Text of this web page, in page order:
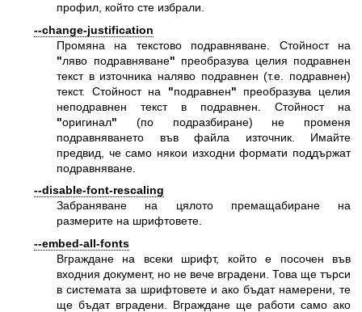
профил, който сте избрали.
--change-justification
Промяна на текстово подравняване. Стойност на
"ляво подравняване" преобразува целия подравнен
текст в източника наляво подравнен (т.е. подравнен)
текст. Стойност на "подравнен" преобразува целия
неподравнен текст в подравнен. Стойност на
"оригинал" (по подразбиране) не променя
подравняването във файла източник. Имайте
предвид, че само някои изходни формати поддържат
подравняване.
--disable-font-rescaling
Забраняване на цялото премащабиране на
размерите на шрифтовете.
--embed-all-fonts
Вграждане на всеки шрифт, който е посочен във
входния документ, но не вече вградени. Това ще търси
в системата за шрифтовете и ако бъдат намерени, те
ще бъдат вградени. Вграждане ще работи само ако